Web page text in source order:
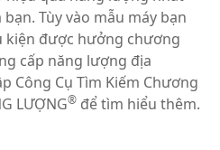
Tùy vào mẫu máy bạn
kiện được hưởng chương
cấp năng lượng địa
Công Cụ Tìm Kiếm Chương
LƯỢNG® để tìm hiểu thêm.